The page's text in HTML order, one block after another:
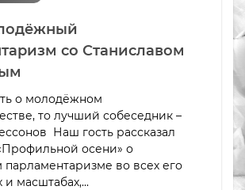
со Станиславом
о молодёжном
то лучший собеседник –
Наш гость рассказал
осени» о
во всех его
и масштабах,...